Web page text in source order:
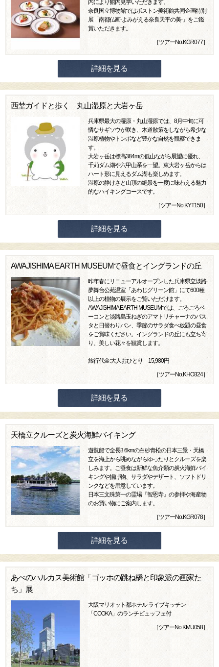
内により館内見学いただきます。
奈良国立博物館ではボストン美術館共同企画特別
展「南都仏画-よみがえる奈良天平の美-」をご鑑
賞いただきます。
［ツアーNo.KGR077］
詳細を見る
西埜ガイドと歩く 丸山湿原と大岩ヶ岳
兵庫県最大の湿原・丸山湿原では、8月中旬に可
憐なサギソウが咲き、木道散策をしながら希少な
湿原植物やトンボなど豊かな自然を観察できま
す。
大岩ヶ岳は標高384mの低山ながら展望に優れ、
千苅ダム湖や六甲山系を一望。東大岩ヶ岳からは
ハート形に見えるダム湖も楽しめます。
湿原の静けさと山頂の絶景を一度に味わえる魅力
的なハイキングコースです。
［ツアーNo.KYT150］
詳細を見る
AWAJISHIMA EARTH MUSEUMで昼食とイングランドの丘
昨年春にリニューアルオープンした兵庫県立淡路
夢舞台公苑温室「あわじグリーン館」にて600種
以上の植物の展示をご覧いただけます。
AWAJISHIMA EARTH MUSEUMでは、ごろごろベ
ーコンと淡路島玉ねぎのアマトリチャーナのパス
タと日替わりパン、季節のサラダ食べ放題の昼食
をご賞味ください。イングランドの丘にも立ち寄
り、美しい花々を観賞します。
旅行代金:大人おひとり 15,980円
［ツアーNo.KHO324］
詳細を見る
天橋立クルーズと炭火海鮮バイキング
遊覧船で全長3.6kmの白砂青松の日本三景・天橋
立を海上から眺めながらゆったりとクルーズを楽
しみます。ご昼食は新鮮な魚介類の炭火海鮮バイ
キングや揚げ物、サラダやデザート、ソフトドリ
ンクなどを用意しています。
日本三文殊第一の霊場『智恩寺』の参拝や海産物
のお買い物にご案内します。
［ツアーNo.KGR078］
詳細を見る
あべのハルカス美術館「ゴッホの跳ね橋と印象派の画家た
ち」展
大阪マリオット都ホテル ライブキッチン
「COOKA」のランチビュッフェ付
［ツアーNo.KMU058］